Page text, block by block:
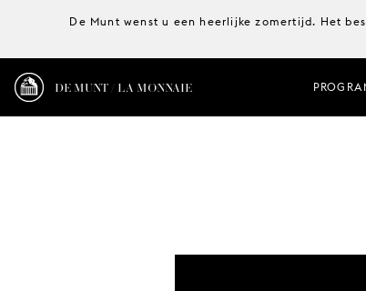
De Munt wenst u een heerlijke zomertijd. Het
DE MUNT / LA MONNAIE